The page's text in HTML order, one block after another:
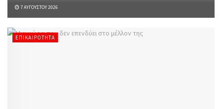
7 ΑΥΓΟΎΣΤΟΥ 2026
ΕΠΙΚΑΙΡΌΤΗΤΑ